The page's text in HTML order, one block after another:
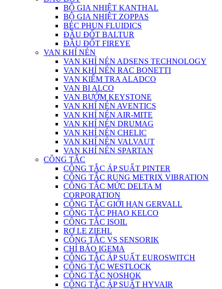
BỘ GIA NHIỆT KANTHAL
BỘ GIA NHIỆT ZOPPAS
BÉC PHUN FLUIDICS
ĐẦU ĐỐT BALTUR
ĐẦU ĐỐT FIREYE
VAN KHÍ NÉN
VAN KHÍ NÉN ADSENS TECHNOLOGY
VAN KHÍ NÉN RAC BONETTI
VAN KIỂM TRA ALADCO
VAN BI ALCO
VAN BƯỚM KEYSTONE
VAN KHÍ NÉN AVENTICS
VAN KHÍ NÉN AIR-MITE
VAN KHÍ NÉN DRUMAG
VAN KHÍ NÉN CHELIC
VAN KHÍ NÉN VALVAUT
VAN KHÍ NÉN SPARTAN
CÔNG TẮC
CÔNG TẮC ÁP SUẤT PINTER
CÔNG TẮC RUNG METRIX VIBRATION
CÔNG TẮC MỨC DELTA M
CORPORATION
CÔNG TẮC GIỚI HẠN GERVALL
CÔNG TẮC PHAO KELCO
CÔNG TẮC ISOIL
RƠ LE ZIEHL
CÔNG TẮC VS SENSORIK
CHỈ BÁO IGEMA
CÔNG TẮC ÁP SUẤT EUROSWITCH
CÔNG TẮC WESTLOCK
CÔNG TẮC NOSHOK
CÔNG TẮC ÁP SUẤT HYVAIR